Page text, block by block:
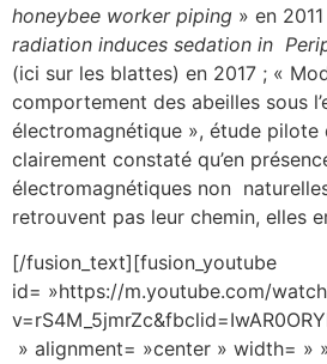
honeybee worker piping » en
radiation induces sedation in
(ici sur les blattes) en 2017 ; «
comportement des abeilles sous
électromagnétique », étude pilote
clairement constaté qu’en
électromagnétiques non
retrouvent pas leur chemin, elles
[/fusion_text][fusion_youtube
id= »https://m.youtube.com/
» alignment= »center » width= »